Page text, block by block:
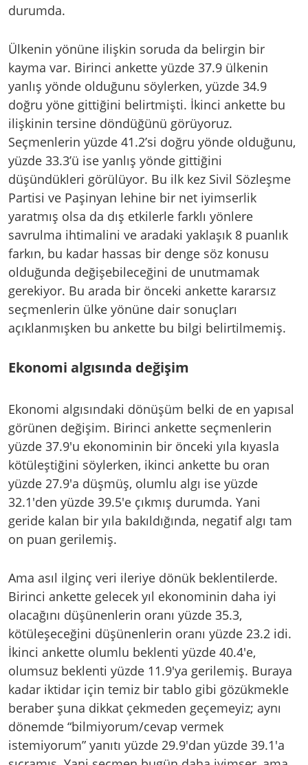
durumda.
Ülkenin yönüne ilişkin soruda da belirgin bir
kayma var. Birinci ankette yüzde 37.9 ülkenin
yanlış yönde olduğunu söylerken, yüzde 34.9
doğru yöne gittiğini belirtmişti. İkinci ankette bu
ilişkinin tersine döndüğünü görüyoruz.
Seçmenlerin yüzde 41.2’si doğru yönde olduğunu,
yüzde 33.3’ü ise yanlış yönde gittiğini
düşündükleri görülüyor. Bu ilk kez Sivil Sözleşme
Partisi ve Paşinyan lehine bir net iyimserlik
yaratmış olsa da dış etkilerle farklı yönlere
savrulma ihtimalini ve aradaki yaklaşık 8 puanlık
farkın, bu kadar hassas bir denge söz konusu
olduğunda değişebileceğini de unutmamak
gerekiyor. Bu arada bir önceki ankette kararsız
seçmenlerin ülke yönüne dair sonuçları
açıklanmışken bu ankette bu bilgi belirtilmemiş.
Ekonomi algısında değişim
Ekonomi algısındaki dönüşüm belki de en yapısal
görünen değişim. Birinci ankette seçmenlerin
yüzde 37.9'u ekonominin bir önceki yıla kıyasla
kötüleştiğini söylerken, ikinci ankette bu oran
yüzde 27.9'a düşmüş, olumlu algı ise yüzde
32.1'den yüzde 39.5'e çıkmış durumda. Yani
geride kalan bir yıla bakıldığında, negatif algı tam
on puan gerilemiş.
Ama asıl ilginç veri ileriye dönük beklentilerde.
Birinci ankette gelecek yıl ekonominin daha iyi
olacağını düşünenlerin oranı yüzde 35.3,
kötüleşeceğini düşünenlerin oranı yüzde 23.2 idi.
İkinci ankette olumlu beklenti yüzde 40.4'e,
olumsuz beklenti yüzde 11.9'ya gerilemiş. Buraya
kadar iktidar için temiz bir tablo gibi gözükmekle
beraber şuna dikkat çekmeden geçemeyiz; aynı
dönemde “bilmiyorum/cevap vermek
istemiyorum” yanıtı yüzde 29.9'dan yüzde 39.1'a